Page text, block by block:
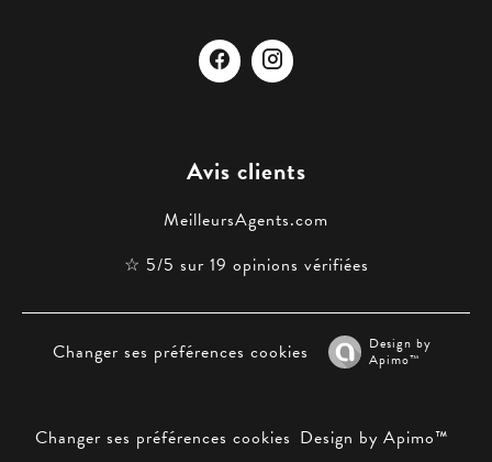
Avis clients
MeilleursAgents.com
☆ 5/5 sur 19 opinions vérifiées
Changer ses préférences cookies
Design by
Apimo™
Changer ses préférences cookies Design by Apimo™